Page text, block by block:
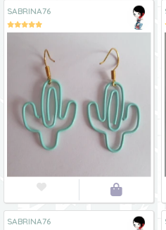
SABRINA76
 
SABRINA76